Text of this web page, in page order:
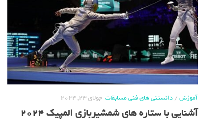
آموزش/دانستنی های فنی مسابقات جولای 23, 2024
آشنایی با ستاره های شمشیربازی المپیک 2024